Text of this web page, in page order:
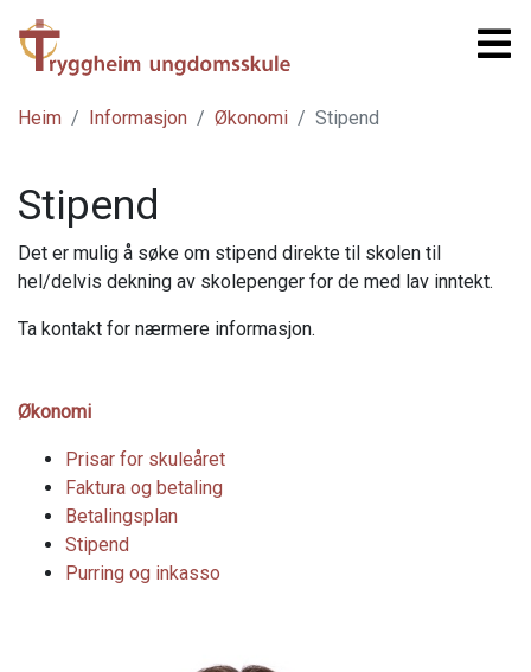
Heim Informasjon Økonomi Stipend
Stipend
Det er mulig å søke om stipend direkte til skolen til
hel/delvis dekning av skolepenger for de med lav inntekt.
Ta kontakt for nærmere informasjon.
Økonomi
Prisar for skuleåret
Faktura og betaling
Betalingsplan
Stipend
Purring og inkasso